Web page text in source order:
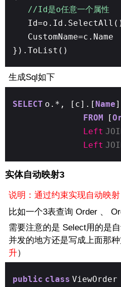
//Id是o任意一个属性
}).ToList()
生成Sql如下
SELECT o.*, [c].[ Name]
FROM
[
Left
Left
实体自动映射3
说明：通过约束实现自动映射
比如一个3表查询 Order 、
需要注意的是 Select用的是
并发的地方还是写成上面那
升）
public class ViewOrder